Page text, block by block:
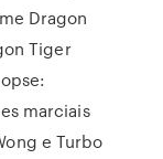
Dragon
Tiger
marciais
e Turbo